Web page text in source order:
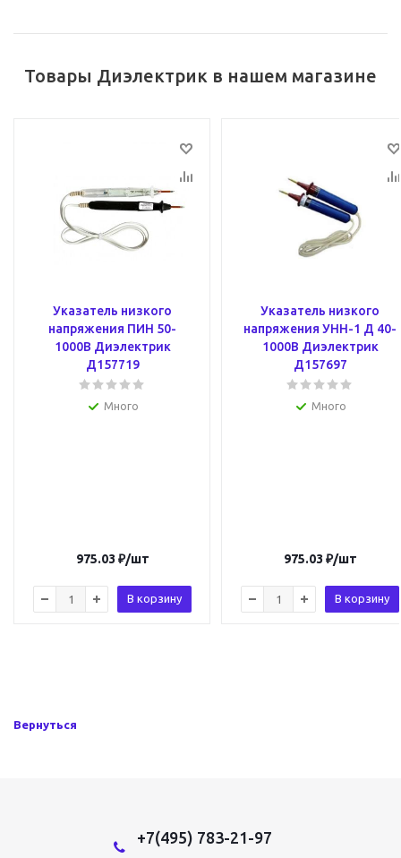
Товары Диэлектрик в нашем магазине
Указатель низкого
напряжения ПИН 50-
1000В Диэлектрик
Д157719
Много
975.03 ₽/шт
В корзину
Указатель низкого
напряжения УНН-1 Д 40-
1000В Диэлектрик
Д157697
Много
975.03 ₽/шт
В корзину
Вернуться
+7(495) 783-21-97